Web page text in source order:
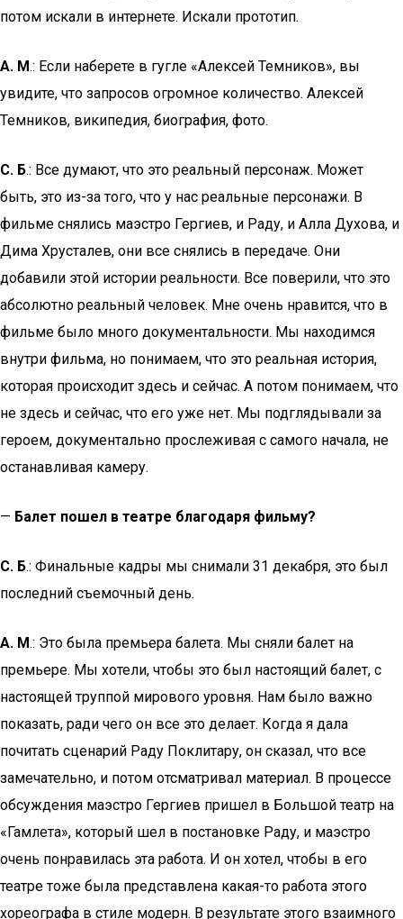
потом искали в интернете. Искали прототип.
А. М.: Если наберете в гугле «Алексей Темников», вы
увидите, что запросов огромное количество. Алексей
Темников, википедия, биография, фото.
С. Б.: Все думают, что это реальный персонаж. Может
быть, это из-за того, что у нас реальные персонажи. В
фильме снялись маэстро Гергиев, и Раду, и Алла Духова, и
Дима Хрусталев, они все снялись в передаче. Они
добавили этой истории реальности. Все поверили, что это
абсолютно реальный человек. Мне очень нравится, что в
фильме было много документальности. Мы находимся
внутри фильма, но понимаем, что это реальная история,
которая происходит здесь и сейчас. А потом понимаем, что
не здесь и сейчас, что его уже нет. Мы подглядывали за
героем, документально прослеживая с самого начала, не
останавливая камеру.
— Балет пошел в театре благодаря фильму?
С. Б.: Финальные кадры мы снимали 31 декабря, это был
последний съемочный день.
А. М.: Это была премьера балета. Мы сняли балет на
премьере. Мы хотели, чтобы это был настоящий балет, с
настоящей труппой мирового уровня. Нам было важно
показать, ради чего он все это делает. Когда я дала
почитать сценарий Раду Поклитару, он сказал, что все
замечательно, и потом отсматривал материал. В процессе
обсуждения маэстро Гергиев пришел в Большой театр на
«Гамлета», который шел в постановке Раду, и маэстро
очень понравилась эта работа. И он хотел, чтобы в его
театре тоже была представлена какая-то работа этого
хореографа в стиле модерн. В результате этого взаимного